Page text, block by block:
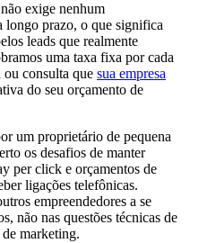
exige nenhum
longo prazo, o que significa
leads que realmente
uma taxa fixa por cada
consulta que sua empresa
do seu orçamento de
um proprietário de pequena
os desafios de manter
per click e orçamentos de
ligações telefônicas.
empreendedores a se
não nas questões técnicas de
marketing.